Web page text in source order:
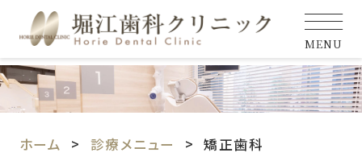
MENU
ホーム 診療メニュー 矯正歯科